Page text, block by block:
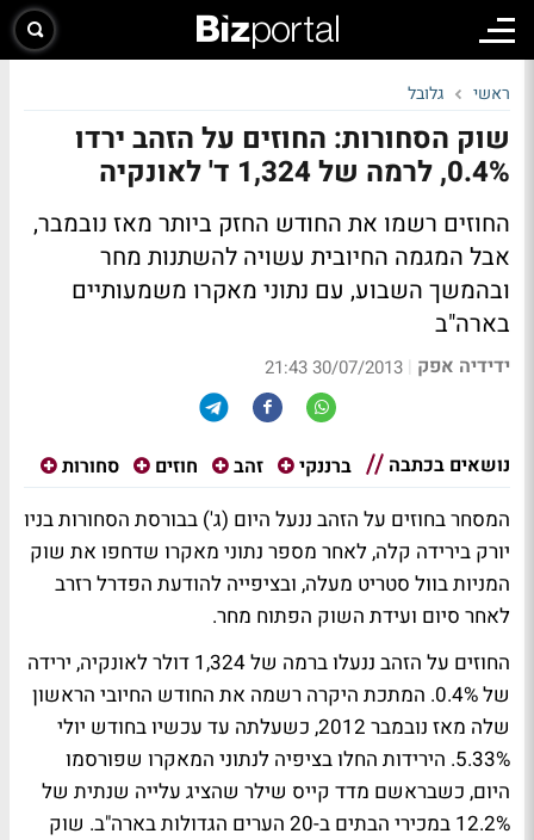
ראשי גלובל
שוק הסחורות: החוזים על הזהב ירדו
0.4%, לרמה של 1,324 ד' לאונקיה
החוזים רשמו את החודש החזק ביותר מאז נובמבר,
אבל המגמה החיובית עשויה להשתנות מחר
ובהמשך השבוע, עם נתוני מאקרו משמעותיים
בארה"ב
ידידיה אפק |
30/07/2013 21:43
נושאים בכתבה ברננקי זהב חוזים סחורות
המסחר בחוזים על הזהב ננעל היום (ג') בבורסת הסחורות בניו
יורק בירידה קלה, לאחר מספר נתוני מאקרו שדחפו את שוק
המניות בוול סטריט מעלה, ובציפייה להודעת הפדרל רזרב
לאחר סיום ועידת השוק הפתוח מחר.
החוזים על הזהב ננעלו ברמה של 1,324 דולר לאונקיה, ירידה
של 0.4%. המתכת היקרה רשמה את החודש החיובי הראשון
שלה מאז נובמבר 2012, כשעלתה עד עכשיו בחודש יולי
5.33%. הירידות החלו בציפיה לנתוני המאקרו שפורסמו
היום, כשבראשם מדד קייס שילר שהציג עלייה שנתית של
12.2% במכירי הבתים ב-20 הערים הגדולות בארה"ב. שוק